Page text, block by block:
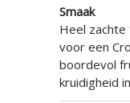
Smaak
Heel
voor een
boordevol
kruidigheid